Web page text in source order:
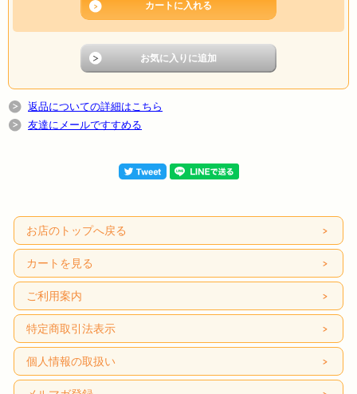
返品についての詳細はこちら
友達にメールですすめる
お店のトップへ戻る
カートを見る
ご利用案内
特定商取引法表示
個人情報の取扱い